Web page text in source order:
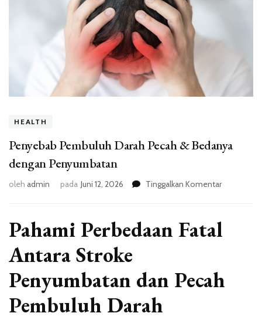
HEALTH
Penyebab Pembuluh Darah Pecah & Bedanya
dengan Penyumbatan
oleh admin pada Juni 12, 2026 Tinggalkan Komentarpada
Pahami Perbedaan Fatal
Antara Stroke
Penyumbatan dan Pecah
Pembuluh Darah